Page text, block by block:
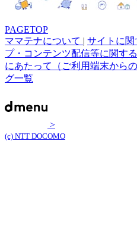
PAGETOP
ママテナについて | サイトに
プ・コンテンツ配信等に関す
にあたって（ご利用端末から
グ一覧
>
(c) NTT DOCOMO